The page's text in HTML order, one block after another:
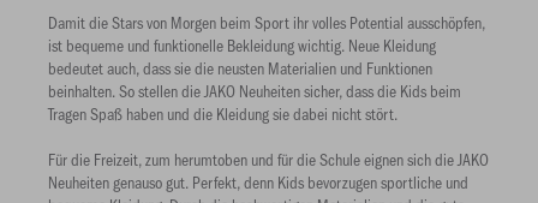
Damit die Stars von Morgen beim Sport ihr volles Potential ausschöpfen,
ist bequeme und funktionelle Bekleidung wichtig. Neue Kleidung
bedeutet auch, dass sie die neusten Materialien und Funktionen
beinhalten. So stellen die JAKO Neuheiten sicher, dass die Kids beim
Tragen Spaß haben und die Kleidung sie dabei nicht stört.
Für die Freizeit, zum herumtoben und für die Schule eignen sich die JAKO
Neuheiten genauso gut. Perfekt, denn Kids bevorzugen sportliche und